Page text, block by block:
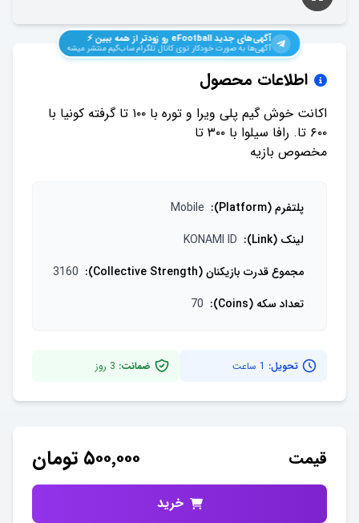
آگهی‌های جدیدeFootball رو زودتر از همه ببین ⚡️
آگهی‌ها به صورت خودکار توی کانال تلگرام ساب‌گیم منتشر میشه
اطلاعات محصول
اکانت خوش گیم پلی ویرا و توره با ۱۰۰ تا گرفته‌‌‌‌‌ کونیا با
مخصوص بازیه
پلتفرم (Platform) :
Mobile
لینک (Link)
:
KONAMI ID
مجموع قدرت بازیکنان (Collective Strength)
:
3160
تعداد سکه (Coins)
:
70
تحویل: 1 ساعت ضمانت: 3 روز
قیمت ۵۰۰٬۰۰۰ تومان
خرید